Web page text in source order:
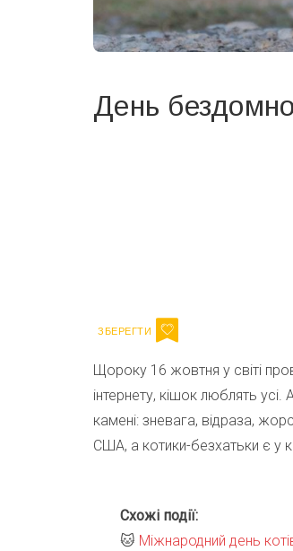
День
Щороку 16 жовтня у світі
інтернету, кішок люблять
камені: зневага, відраза,
США, а котики-безхатьки є у
Схожі події:
🐱 Міжнародний день